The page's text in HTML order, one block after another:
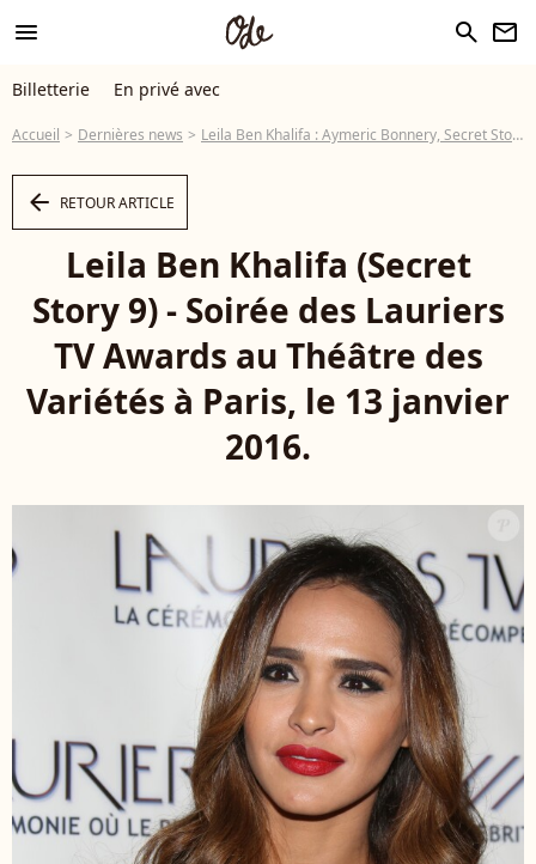
menu search newsletter
Billetterie En privé avec
Accueil Dernières news Leila Ben Khalifa : Aymeric Bonnery, Secret Story 10... elle nous dit tout !
arrow_left RETOUR ARTICLE
Leila Ben Khalifa (Secret
Story 9) - Soirée des Lauriers
TV Awards au Théâtre des
Variétés à Paris, le 13 janvier
2016.